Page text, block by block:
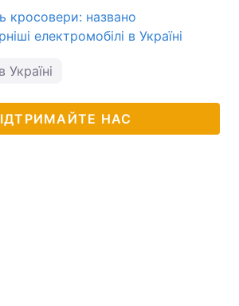
кросовери: названо
електромобілі в Україні
Україні
НАС